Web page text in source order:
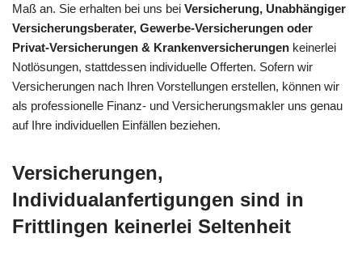
Maß an. Sie erhalten bei uns bei Versicherung, Unabhängiger
Versicherungsberater, Gewerbe-Versicherungen oder
Privat-Versicherungen & Krankenversicherungen keinerlei
Notlösungen, stattdessen individuelle Offerten. Sofern wir
Versicherungen nach Ihren Vorstellungen erstellen, können wir
als professionelle Finanz- und Versicherungsmakler uns genau
auf Ihre individuellen Einfällen beziehen.
Versicherungen,
Individualanfertigungen sind in
Frittlingen keinerlei Seltenheit